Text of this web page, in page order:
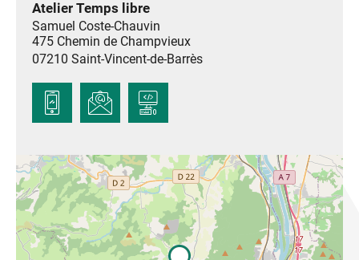
Atelier Temps libre
Samuel Coste-Chauvin
475 Chemin de Champvieux
07210 Saint-Vincent-de-Barrès